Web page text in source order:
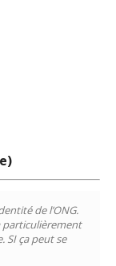
de l’ONG.
particulièrement
SI ça peut se